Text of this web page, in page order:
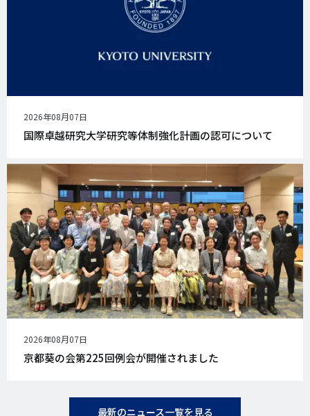
公
開
日
2026年08月07日
国際卓越研究大学研究等体制強化計画の認可について
公
開
日
2026年08月07日
京都葵の会第225回例会が開催されました
最新のニュース一覧を見る